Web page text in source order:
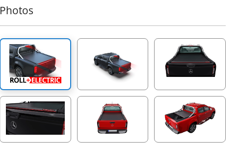
à remplacer le système complet. Installez simplement
nouveau standard dans l'industrie mondiale du 4x4.
Tableau de Contrôle Intelligent avec IA
Entrez dans le futur des couvertures roulantes avec le
tableau de contrôle du Tessera Roll+ alimenté par
intelligence artificielle. Ce système avancé propose des
fonctionnalités telles que l'auto-étalonnage et des
alertes de maintenance proactive en temps réel—qu'il
s'agisse de blocages d'eau dans le conteneur, de besoins
de lubrification des rails latéraux ou de diagnostics de
câblage et de moteur. Choisissez parmi quatre modes de
Photos